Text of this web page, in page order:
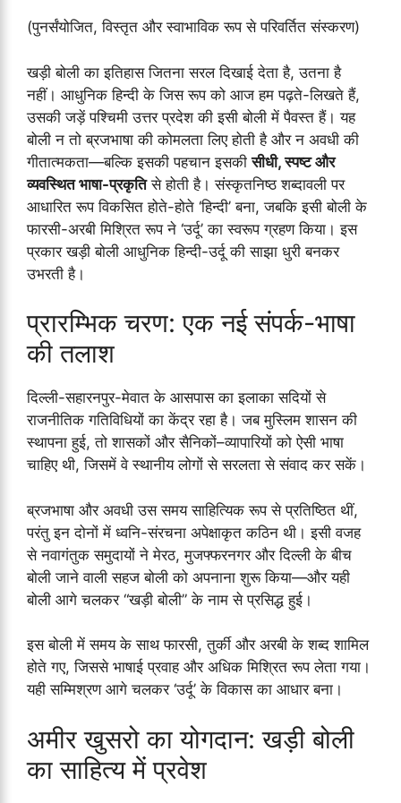
(पुनर्संयोजित, विस्तृत और स्वाभाविक रूप से परिवर्तित संस्करण)
खड़ी बोली का इतिहास जितना सरल दिखाई देता है, उतना है
नहीं। आधुनिक हिन्दी के जिस रूप को आज हम पढ़ते-लिखते हैं,
उसकी जड़ें पश्चिमी उत्तर प्रदेश की इसी बोली में पैवस्त हैं। यह
बोली न तो ब्रजभाषा की कोमलता लिए होती है और न अवधी की
गीतात्मकता—बल्कि इसकी पहचान इसकीसीधी, स्पष्ट और
व्यवस्थित भाषा-प्रकृतिसे होती है। संस्कृतनिष्ठ शब्दावली पर
आधारित रूप विकसित होते-होते ‘हिन्दी’ बना, जबकि इसी बोली के
फारसी-अरबी मिश्रित रूप ने ‘उर्दू’ का स्वरूप ग्रहण किया। इस
प्रकार खड़ी बोली आधुनिक हिन्दी-उर्दू की साझा धुरी बनकर
उभरती है।
प्रारम्भिक चरण: एक नई संपर्क-भाषा
की तलाश
दिल्ली-सहारनपुर-मेवात के आसपास का इलाका सदियों से
राजनीतिक गतिविधियों का केंद्र रहा है। जब मुस्लिम शासन की
स्थापना हुई, तो शासकों और सैनिकों–व्यापारियों को ऐसी भाषा
चाहिए थी, जिसमें वे स्थानीय लोगों से सरलता से संवाद कर सकें।
ब्रजभाषा और अवधी उस समय साहित्यिक रूप से प्रतिष्ठित थीं,
परंतु इन दोनों में ध्वनि-संरचना अपेक्षाकृत कठिन थी। इसी वजह
से नवागंतुक समुदायों ने मेरठ, मुजफ्फरनगर और दिल्ली के बीच
बोली जाने वाली सहज बोली को अपनाना शुरू किया—और यही
बोली आगे चलकर “खड़ी बोली” के नाम से प्रसिद्ध हुई।
इस बोली में समय के साथ फारसी, तुर्की और अरबी के शब्द शामिल
होते गए, जिससे भाषाई प्रवाह और अधिक मिश्रित रूप लेता गया।
यही सम्मिश्रण आगे चलकर ‘उर्दू’ के विकास का आधार बना।
अमीर खुसरो का योगदान: खड़ी बोली
का साहित्य में प्रवेश